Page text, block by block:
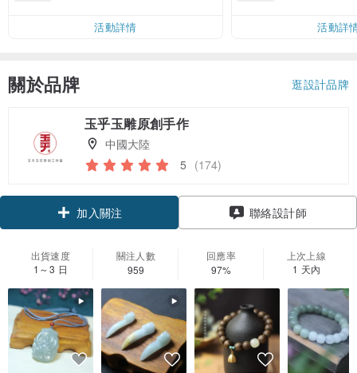
活動詳情
活動詳
關於品牌 逛設計品牌
玉乎玉雕原創手作
中國大陸
5 (174)
領優惠券
加入關注 聯絡設計師
出貨速度
1～3 日
關注人數
959
回應率
97%
上次上線
1 天內